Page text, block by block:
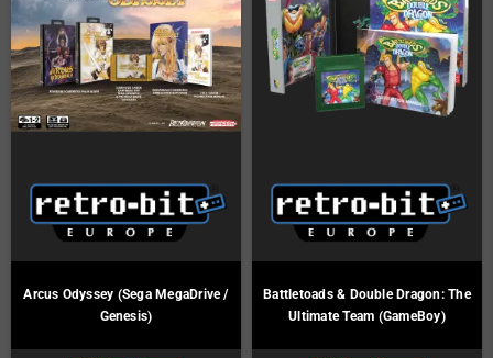
Arcus Odyssey (Sega MegaDrive /
Genesis)
Battletoads & Double Dragon: The
Ultimate Team (GameBoy)